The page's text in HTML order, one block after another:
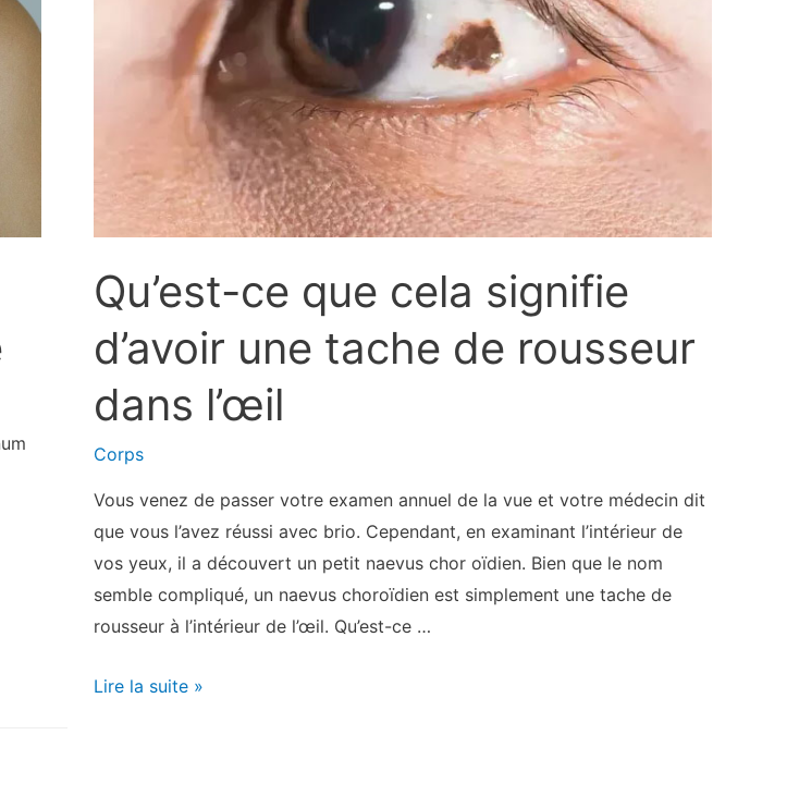
Qu’est-ce que cela signifie
d’avoir une tache de rousseur
dans l’œil
Corps
Vous venez de passer votre examen annuel de la vue et votre médecin dit
que vous l’avez réussi avec brio. Cependant, en examinant l’intérieur de
vos yeux, il a découvert un petit naevus chor oïdien. Bien que le nom
semble compliqué, un naevus choroïdien est simplement une tache de
rousseur à l’intérieur de l’œil. Qu’est-ce …
Qu’est-
Lire la suite »